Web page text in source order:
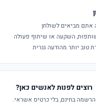
אתם מביאים לשולחן
השקעה או שיתוף פעולה
טוב יותר מהודעה גנרית
רוצים לפנות לאנשים כאן?
הרשמה בחינם, בלי כרטיס אשראי.